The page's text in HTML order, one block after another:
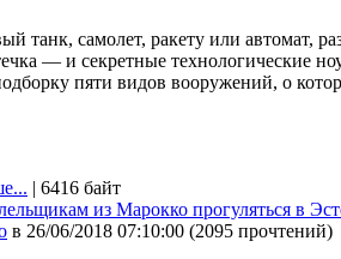
танк, самолет, ракету или автомат,
— и секретные технологические
пяти видов вооружений, о
| 6416 байт
из Марокко прогуляться в
в 26/06/2018 07:10:00 (2095 прочтений)